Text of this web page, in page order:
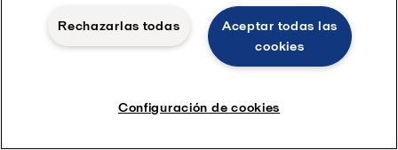
Aceptar todas las
cookies
Rechazarlas todas
Configuración de cookies